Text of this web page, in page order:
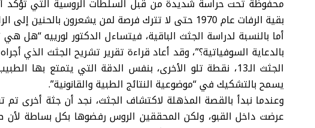
محفوظة تحت حراسة شديدة من قبل السلطات الروسية التي تؤكد
بقية الرفات عام 1970 حتى لا تترك فرصة لمن يشعرون بالحنين إلى الرايخ.
أما بالنسبة لدراسة الجثث الباقية، فيتساءل الدكتور لورييه
الجثث الـ13، نقطة تلو الأخرى، بنفس الدقة التي يتمتع بها
يسمح بالتشكيك في “موضوعية النتائج الطبية والقانونية”.
وعندما نبدأ بالقصة المذهلة لاكتشاف الجثث، نجد أن جثة أخرى
عرضت داخل القبو، ولكن المحققين الروس رفضوها بكل بساطة لأن